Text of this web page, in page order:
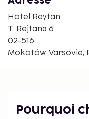
Parc Lazienki - 1 km
Statue de Chopin -
Chancellerie du
Université de
Plac Zbawiciela -
Centre commercial
Hotel Reytan
T. Rejtana 6
02-516
Mokotów, Varsovie,
Pourquoi